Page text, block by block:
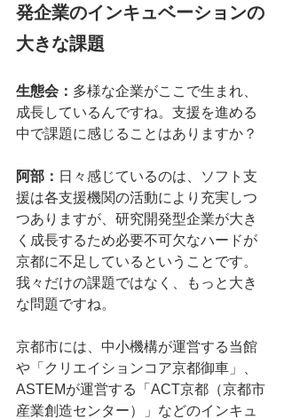
発企業のインキュベーションの
大きな課題
生態会： 多様な企業がここで生まれ、
成長しているんですね。支援を進める
中で課題に感じることはありますか？
阿部： 日々感じているのは、ソフト支
援は各支援機関の活動により充実しつ
つありますが、研究開発型企業が大き
く成長するため必要不可欠なハードが
京都に不足しているということです。
我々だけの課題ではなく、もっと大き
な問題ですね。
京都市には、中小機構が運営する当館
や「クリエイションコア京都御車」、
ASTEMが運営する「 ACT京都 （京都市
産業創造センター）」などのインキュ